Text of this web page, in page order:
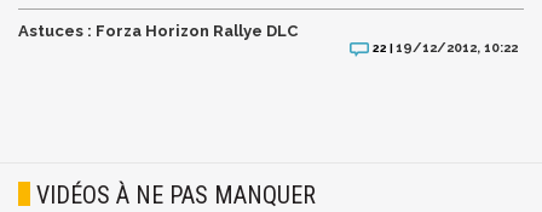
Astuces : Forza Horizon Rallye DLC
22 |19/12/2012, 10:22
VIDÉOS À NE PAS MANQUER